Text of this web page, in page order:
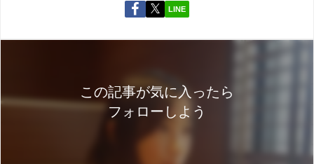
LINE
この記事が気に入ったら
フォローしよう